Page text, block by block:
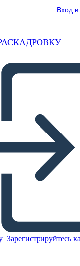
Вход
Зарегистрируйтесь